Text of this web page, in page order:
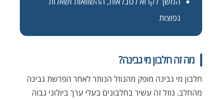
נפוצות
מה זה חלבון מי גבינה?
חלבון מי גבינה מופק מהנוזל הנותר לאחר הפרשת גבינה
מהחלב. נוזל זה עשיר בחלבונים בעלי ערך ביולוגי גבוה